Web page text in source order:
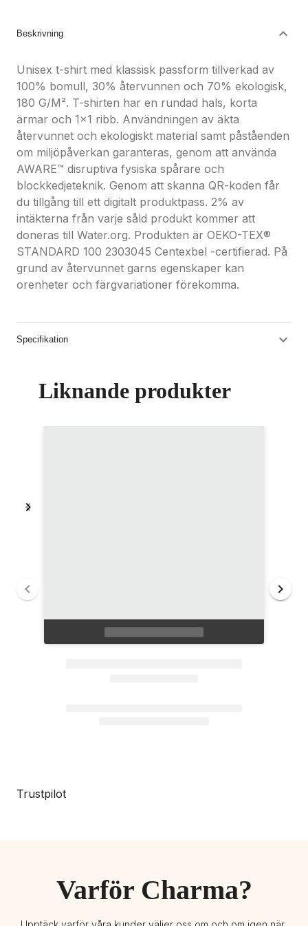
Beskrivning
Unisex t-shirt med klassisk passform tillverkad av
100% bomull, 30% återvunnen och 70% ekologisk,
180 G/M². T-shirten har en rundad hals, korta
ärmar och 1x1 ribb. Användningen av äkta
återvunnet och ekologiskt material samt påståenden
om miljöpåverkan garanteras, genom att använda
AWARE™ disruptiva fysiska spårare och
blockkedjeteknik. Genom att skanna QR-koden får
du tillgång till ett digitalt produktpass. 2% av
intäkterna från varje såld produkt kommer att
doneras till Water.org. Produkten är OEKO-TEX®
STANDARD 100 2303045 Centexbel -certifierad. På
grund av återvunnet garns egenskaper kan
orenheter och färgvariationer förekomma.
Specifikation
Liknande produkter
Trustpilot
Varför Charma?